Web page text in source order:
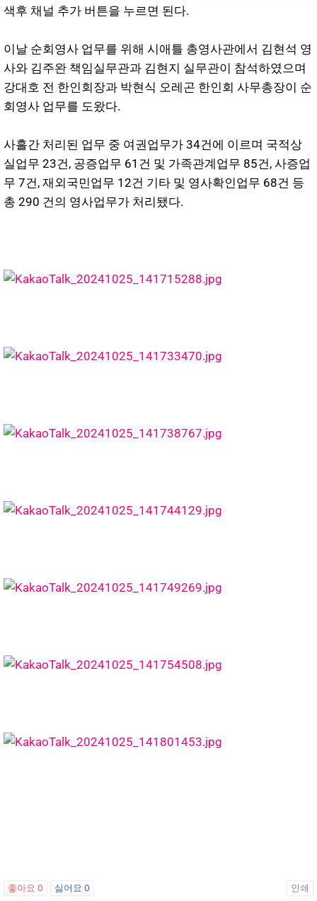
색후 채널 추가 버튼을 누르면 된다.
이날 순회영사 업무를 위해 시애틀 총영사관에서 김현석 영
사와 김주완 책임실무관과 김현지 실무관이 참석하였으며
강대호 전 한인회장과 박현식 오레곤 한인회 사무총장이 순
회영사 업무를 도왔다.
사흘간 처리된 업무 중 여권업무가 34건에 이르며 국적상
실업무 23건, 공증업무 61건 및 가족관계업무 85건, 사증업
무 7건, 재외국민업무 12건 기타 및 영사확인업무 68건 등
총 290 건의 영사업무가 처리됐다.
좋아요 0 싫어요 0 인쇄